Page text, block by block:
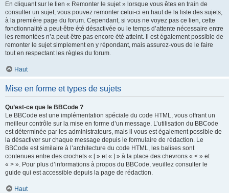
En cliquant sur le lien « Remonter le sujet » lorsque vous êtes en train de
consulter un sujet, vous pouvez remonter celui-ci en haut de la liste des sujets,
à la première page du forum. Cependant, si vous ne voyez pas ce lien, cette
fonctionnalité a peut-être été désactivée ou le temps d’attente nécessaire entre
les remontées n’a peut-être pas encore été atteint. Il est également possible de
remonter le sujet simplement en y répondant, mais assurez-vous de le faire
tout en respectant les règles du forum.
Haut
Mise en forme et types de sujets
Qu’est-ce que le BBCode ?
Le BBCode est une implémentation spéciale du code HTML, vous offrant un
meilleur contrôle sur la mise en forme d’un message. L’utilisation du BBCode
est déterminée par les administrateurs, mais il vous est également possible de
la désactiver sur chaque message depuis le formulaire de rédaction. Le
BBCode est similaire à l’architecture du code HTML, les balises sont
contenues entre des crochets « [ » et « ] » à la place des chevrons « < » et
« > ». Pour plus d’informations à propos du BBCode, veuillez consulter le
guide qui est accessible depuis la page de rédaction.
Haut